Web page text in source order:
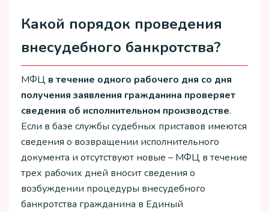
Какой порядок проведения
внесудебного банкротства?
МФЦ в течение одного рабочего дня со дня
получения заявления гражданина проверяет
сведения об исполнительном производстве.
Если в базе службы судебных приставов имеются
сведения о возвращении исполнительного
документа и отсутствуют новые – МФЦ в течение
трех рабочих дней вносит сведения о
возбуждении процедуры внесудебного
банкротства гражданина в Единый